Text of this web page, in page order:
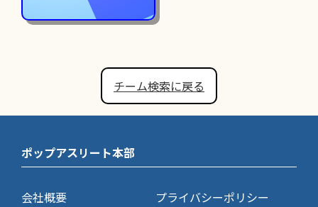
チーム検索に戻る
ポップアスリート本部
会社概要
プライバシーポリシー